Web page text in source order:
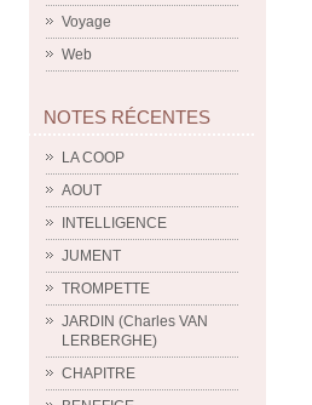
Voyage
Web
NOTES RÉCENTES
LA COOP
AOUT
INTELLIGENCE
JUMENT
TROMPETTE
JARDIN (Charles VAN
LERBERGHE)
CHAPITRE